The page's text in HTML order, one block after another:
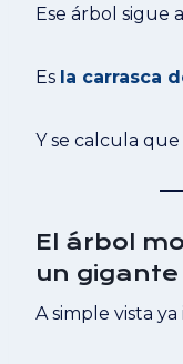
Ese árbol sigue
Es la carrasca
Y se calcula
El árbol
un
A simple vista